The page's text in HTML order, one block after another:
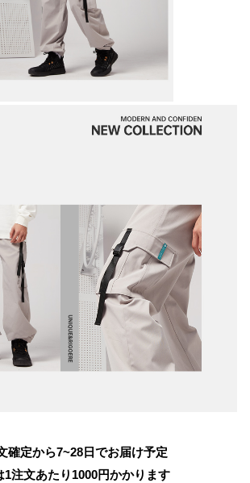
確定から7~28日でお届け予定
1注文あたり 1000円かかります